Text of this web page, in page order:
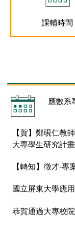
課輔時間
應數系
【賀】鄭硯仁教
大專學生研究計畫
【轉知】徵才-專
國立屏東大學應
恭賀通過大專校